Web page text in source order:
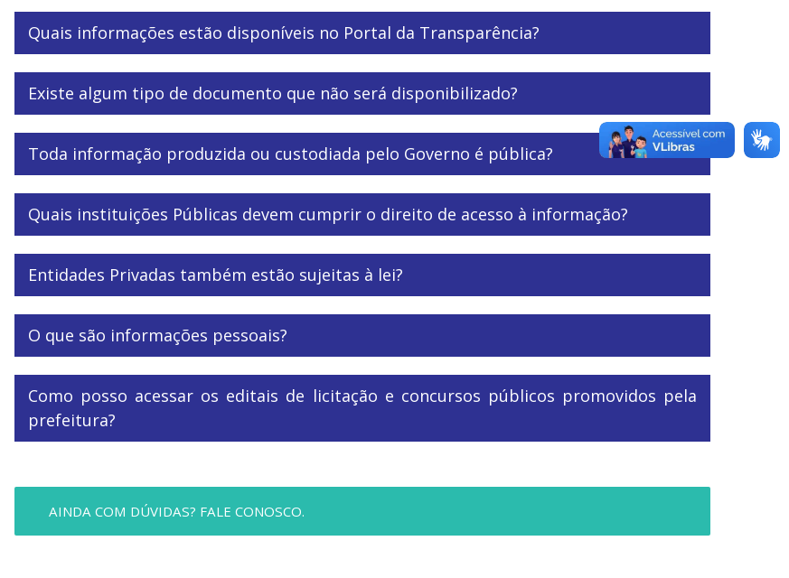
Quais informações estão disponíveis no Portal da Transparência?
Existe algum tipo de documento que não será disponibilizado?
Toda informação produzida ou custodiada pelo Governo é pública?
Quais instituições Públicas devem cumprir o direito de acesso à informação?
Entidades Privadas também estão sujeitas à lei?
O que são informações pessoais?
Como posso acessar os editais de licitação e concursos públicos promovidos pela
prefeitura?
AINDA COM DÚVIDAS? FALE CONOSCO.